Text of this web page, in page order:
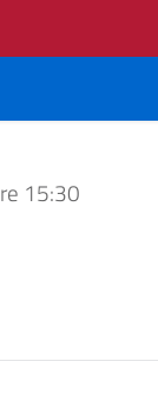
15:30